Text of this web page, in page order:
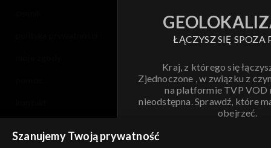
ŁĄCZYSZ SIĘ SPOZA
Kraj, z którego się
Zjednoczone , w związku z
na platformie TVP VOD
nieodstępna. Sprawdź, które
obejrzeć.
Szanujemy Twoją prywatność